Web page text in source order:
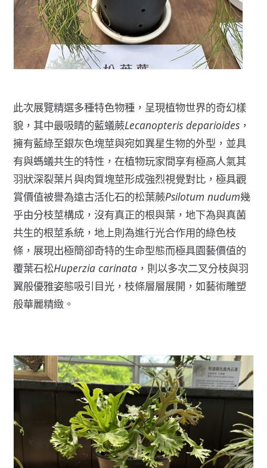
此次展覽精選多種特色物種，呈現植物世界的奇幻樣
貌，其中最吸睛的藍蟻蕨Lecanopteris deparioides，
擁有藍綠至銀灰色塊莖與宛如異星生物的外型，並具
有與螞蟻共生的特性，在植物玩家間享有極高人氣其
羽狀深裂葉片與肉質塊莖形成強烈視覺對比，極具觀
賞價值被譽為遠古活化石的松葉蕨Psilotum nudum幾
乎由分枝莖構成，沒有真正的根與葉，地下為與真菌
共生的根莖系統，地上則為進行光合作用的綠色枝
條，展現出極簡卻奇特的生命型態而極具園藝價值的
覆葉石松Huperzia carinata，則以多次二叉分枝與羽
翼般優雅姿態吸引目光，枝條層層展開，如藝術雕塑
般華麗精緻。